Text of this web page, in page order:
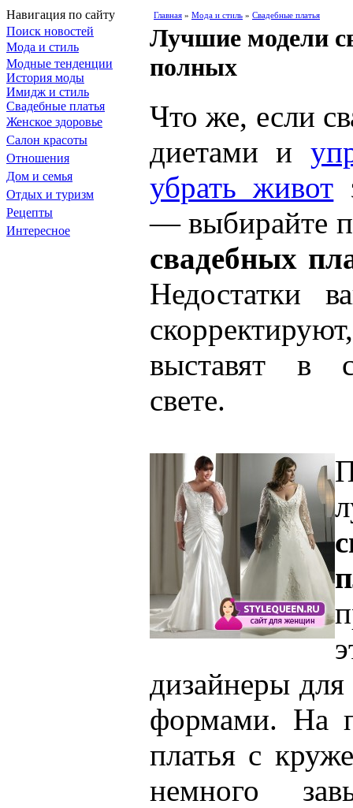
Навигация по сайту
Поиск новостей
Мода и стиль
Модные тенденции
История моды
Имидж и стиль
Свадебные платья
Женское здоровье
Салон красоты
Отношения
Дом и семья
Отдых и туризм
Рецепты
Интересное
Главная » Мода и стиль » Свадебные платья
Лучшие модели
полных
Что же, если
диетами и
убрать живот
— выбирайте
свадебных
Недостатки
выставят в
свете.
дизайнеры
формами. На
платья с
немного